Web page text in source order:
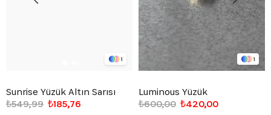
1
Sunrise Yüzük Altın Sarısı
₺185,76
₺549,99
1
Luminous Yüzük
₺420,00
₺600,00